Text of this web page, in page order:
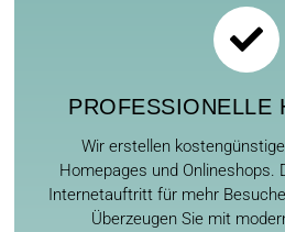
PROFESSIONELLE
Wir erstellen
Homepages und Onlineshops.
Internetauftritt für mehr
Überzeugen Sie mit